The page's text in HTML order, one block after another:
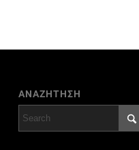
ΑΝΑΖΗΤΗΣΗ